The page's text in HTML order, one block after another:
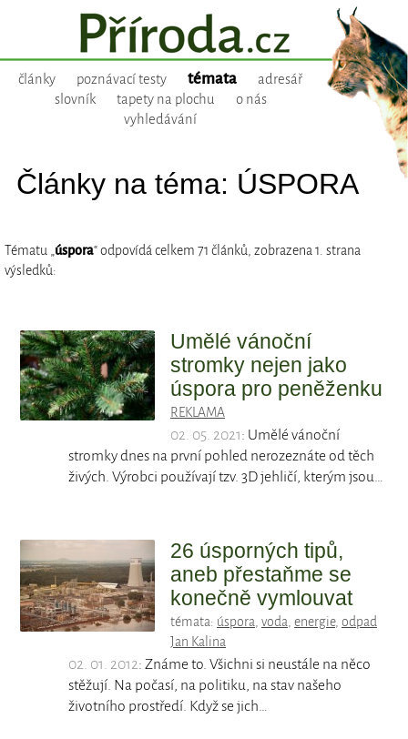
články poznávací testy témata
adresář
slovník
tapety na plochu
o nás
vyhledávání
Články na téma: ÚSPORA
Tématu „úspora“ odpovídá celkem 71 článků, zobrazena 1. strana
výsledků:
Umělé vánoční
stromky nejen jako
úspora pro peněženku
REKLAMA
02. 05. 2021: Umělé vánoční
stromky dnes na první pohled nerozeznáte od těch
živých. Výrobci používají tzv. 3D jehličí, kterým jsou…
26 úsporných tipů,
aneb přestaňme se
konečně vymlouvat
témata: úspora, voda, energie, odpad
Jan Kalina
02. 01. 2012: Známe to. Všichni si neustále na něco
stěžují. Na počasí, na politiku, na stav našeho
životního prostředí. Když se jich…